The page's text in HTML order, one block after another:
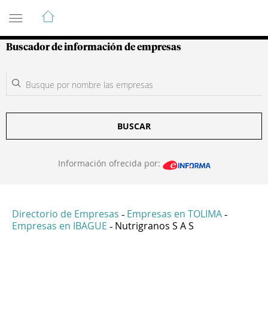
Guía de Empresas Colombianas
Buscador de información de empresas
BUSCAR
Información ofrecida por:
Directorio de Empresas - Empresas en TOLIMA -
Empresas en IBAGUE - Nutrigranos S A S